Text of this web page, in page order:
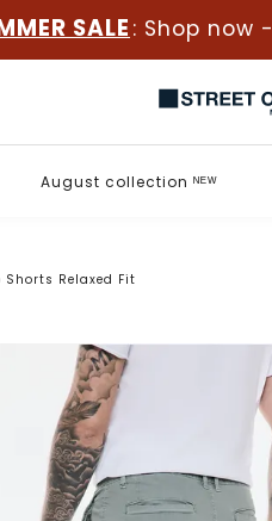
SALE : Shop now -
August collection ᴺᴱᵂ
Shorts Relaxed Fit